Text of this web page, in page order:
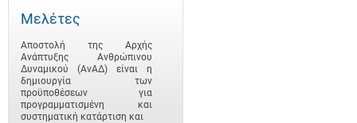
Μελέτες
Αποστολή της Αρχής
Ανάπτυξης Ανθρώπινου
Δυναμικού (ΑνΑΔ) είναι η
δημιουργία των
προϋποθέσεων για
προγραμματισμένη και
συστηματική κατάρτιση και